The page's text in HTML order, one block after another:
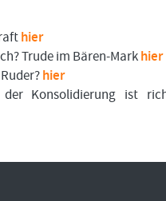
hier
Trude im Bären-Markhier
hier
Konsolidierung ist
FORMATIONSTRADER WERDEN